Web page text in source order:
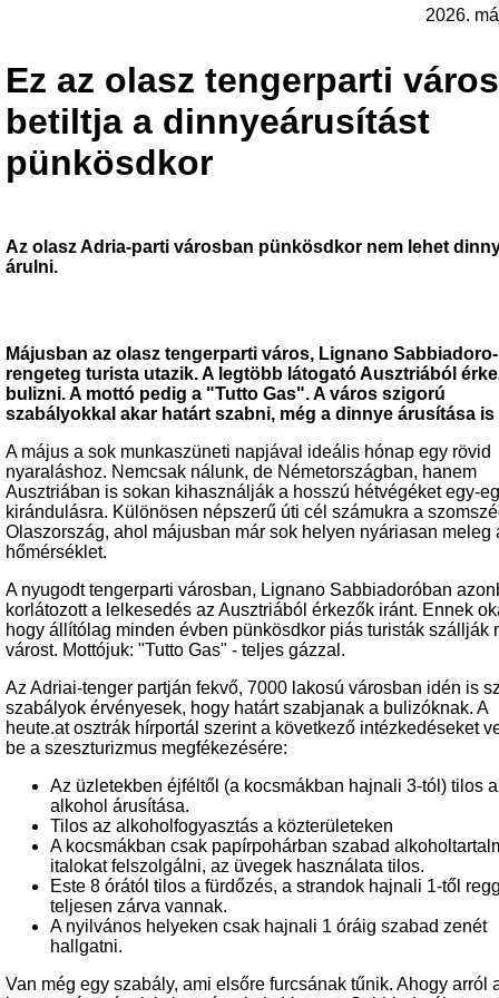
2026.
Ez az olasz tengerparti város
betiltja a dinnyeárusítást
pünkösdkor
Az olasz Adria-parti városban pünkösdkor nem lehet
árulni.
Májusban az olasz tengerparti város, Lignano
rengeteg turista utazik. A legtöbb látogató Ausztriából
bulizni. A mottó pedig a "Tutto Gas". A város szigorú
szabályokkal akar határt szabni, még a dinnye árusítása is
A május a sok munkaszüneti napjával ideális hónap egy rövid
nyaraláshoz. Nemcsak nálunk, de Németországban, hanem
Ausztriában is sokan kihasználják a hosszú hétvégéket egy-
kirándulásra. Különösen népszerű úti cél számukra a
Olaszország, ahol májusban már sok helyen nyáriasan meleg
hőmérséklet.
A nyugodt tengerparti városban, Lignano Sabbiadoróban
korlátozott a lelkesedés az Ausztriából érkezők iránt. Ennek
hogy állítólag minden évben pünkösdkor piás turisták szállják
várost. Mottójuk: "Tutto Gas" - teljes gázzal.
Az Adriai-tenger partján fekvő, 7000 lakosú városban idén is
szabályok érvényesek, hogy határt szabjanak a bulizóknak. A
heute.at osztrák hírportál szerint a következő intézkedéseket
be a szeszturizmus megfékezésére:
Az üzletekben éjféltől (a kocsmákban hajnali 3-tól) tilos
alkohol árusítása.
Tilos az alkoholfogyasztás a közterületeken
A kocsmákban csak papírpohárban szabad
italokat felszolgálni, az üvegek használata tilos.
Este 8 órától tilos a fürdőzés, a strandok hajnali 1-től
teljesen zárva vannak.
A nyilvános helyeken csak hajnali 1 óráig szabad zenét
hallgatni.
Van még egy szabály, ami elsőre furcsának tűnik. Ahogy arról